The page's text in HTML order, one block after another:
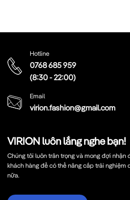
VIRION luôn lắng nghe bạn!
Chúng tôi luôn trân trọng và mong đợi
khách hàng để có thể nâng cấp trải nghiệm
nữa.
Hotline
0768 685 959
(8:30 - 22:00)
Email
virion.fashion@gmail.com